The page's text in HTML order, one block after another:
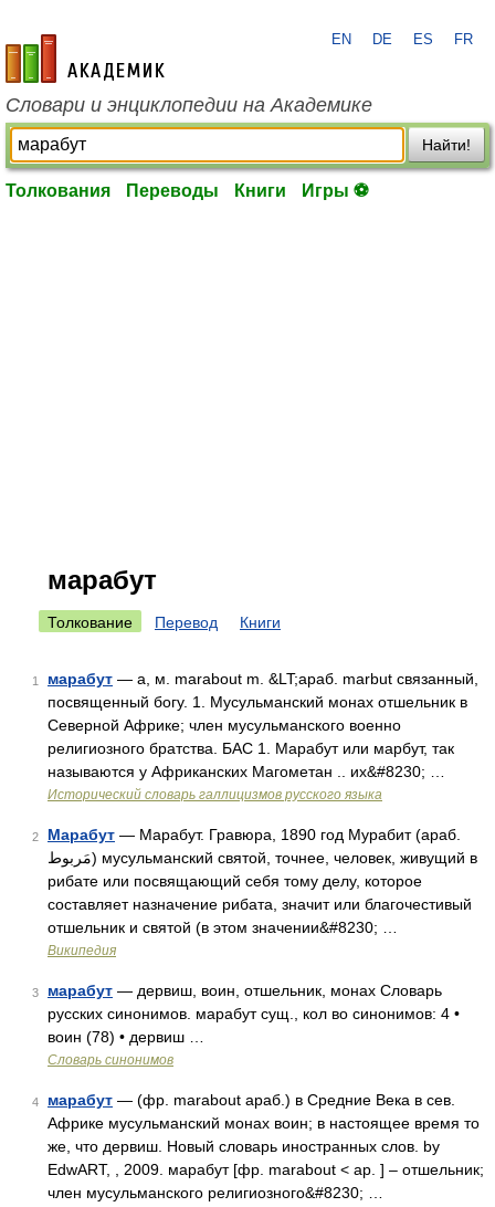
academic.ru
EN DE ES FR
Словари и энциклопедии на Академике
Найти!
Толкования Переводы Книги Игры ⚽
марабут
Толкование Перевод Книги
1 марабут — а, м. marabout m. &LT;араб. marbut связанный,
посвященный богу. 1. Мусульманский монах отшельник в
Северной Африке; член мусульманского военно
религиозного братства. БАС 1. Марабут или марбут, так
называются у Африканских Магометан .. их&#8230; …
Исторический словарь галлицизмов русского языка
2 Марабут — Марабут. Гравюра, 1890 год Мурабит (араб.
مَربوط‎‎) мусульманский святой, точнее, человек, живущий в
рибате или посвящающий себя тому делу, которое
составляет назначение рибата, значит или благочестивый
отшельник и святой (в этом значении&#8230; …
Википедия
3 марабут — дервиш, воин, отшельник, монах Словарь
русских синонимов. марабут сущ., кол во синонимов: 4 •
воин (78) • дервиш …
Словарь синонимов
4 марабут — (фр. marabout араб.) в Средние Века в сев.
Африке мусульманский монах воин; в настоящее время то
же, что дервиш. Новый словарь иностранных слов. by
EdwART, , 2009. марабут [фр. marabout < ар. ] – отшельник;
член мусульманского религиозного&#8230; …